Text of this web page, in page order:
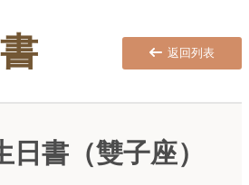
返回列表
日書（雙子座）